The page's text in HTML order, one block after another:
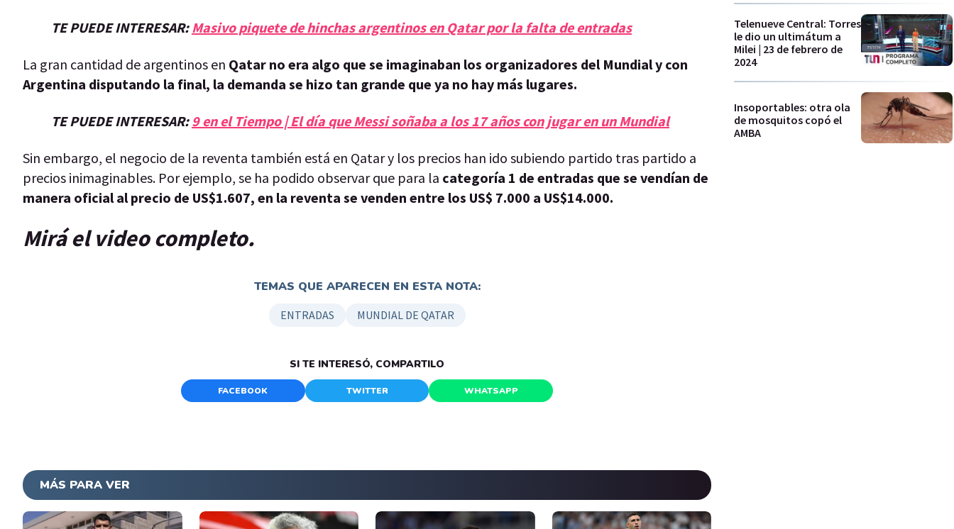
TE PUEDE INTERESAR: Masivo piquete de hinchas argentinos en Qatar por la falta de entradas
La gran cantidad de argentinos en Qatar no era algo que se imaginaban los organizadores del Mundial y con
Argentina disputando la final, la demanda se hizo tan grande que ya no hay más lugares.
TE PUEDE INTERESAR:9 en el Tiempo | El día que Messi soñaba a los 17 años con jugar en un Mundial
Sin embargo, el negocio de la reventa también está en Qatar y los precios han ido subiendo partido tras partido a
precios inimaginables. Por ejemplo, se ha podido observar que para la categoría 1 de entradas que se vendían de
manera oficial al precio de US$1.607, en la reventa se venden entre los US$ 7.000 a US$14.000.
Mirá el video completo.
TEMAS QUE APARECEN EN ESTA NOTA:
ENTRADAS MUNDIAL DE QATAR
SI TE INTERESÓ, COMPARTILO
FACEBOOK TWITTER WHATSAPP
MÁS PARA VER
Telenueve Central: Torres
le dio un ultimátum a
Milei | 23 de febrero de
2024
Insoportables: otra ola
de mosquitos copó el
AMBA